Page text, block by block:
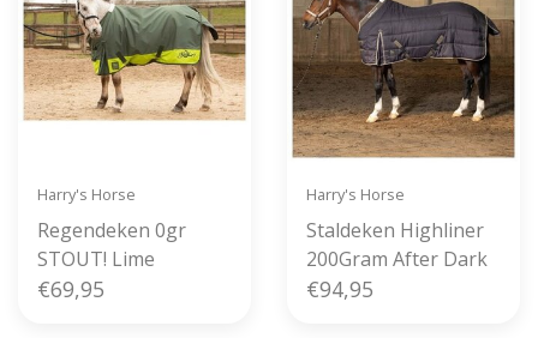
Harry's Horse
Regendeken 0gr
STOUT! Lime
€69,95
Harry's Horse
Staldeken Highliner
200Gram After Dark
€94,95